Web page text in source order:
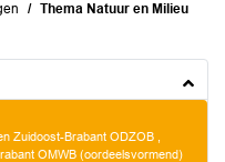
Thema Natuur en Milieu
Zuidoost-Brabant ODZOB ,
OMWB (oordeelsvormend)